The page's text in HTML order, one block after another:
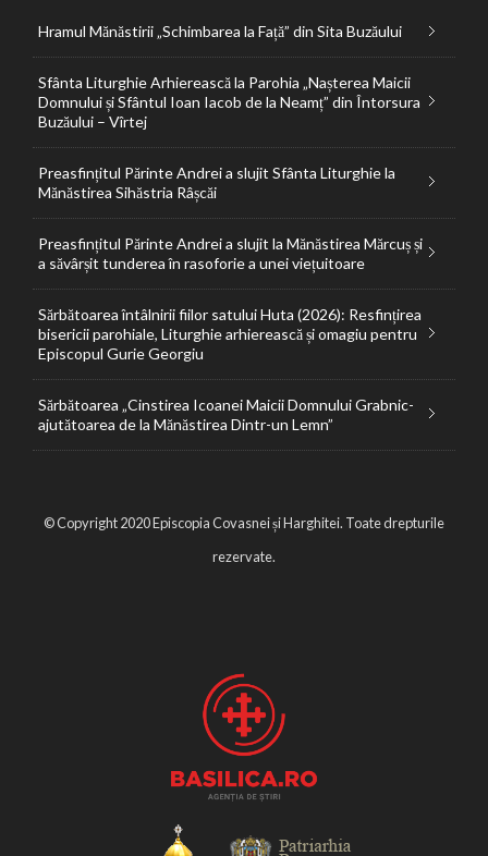
Hramul Mănăstirii „Schimbarea la Față” din Sita Buzăului
Sfânta Liturghie Arhierească la Parohia „Nașterea Maicii
Domnului și Sfântul Ioan Iacob de la Neamț” din Întorsura
Buzăului – Vîrtej
Preasfințitul Părinte Andrei a slujit Sfânta Liturghie la
Mănăstirea Sihăstria Râșcăi
Preasfințitul Părinte Andrei a slujit la Mănăstirea Mărcuș și
a săvârșit tunderea în rasoforie a unei viețuitoare
Sărbătoarea întâlnirii fiilor satului Huta (2026): Resfințirea
bisericii parohiale, Liturghie arhierească și omagiu pentru
Episcopul Gurie Georgiu
Sărbătoarea „Cinstirea Icoanei Maicii Domnului Grabnic-
ajutătoarea de la Mănăstirea Dintr-un Lemn”
© Copyright 2020 Episcopia Covasnei și Harghitei. Toate drepturile
rezervate.